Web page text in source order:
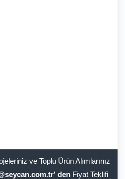
ve Toplu Ürün Alımlarınız
den Fiyat Teklifi